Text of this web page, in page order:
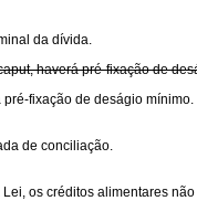
da dívida.
haverá pré-fixação de
fixação de deságio mínimo.
de conciliação.
os créditos alimentares